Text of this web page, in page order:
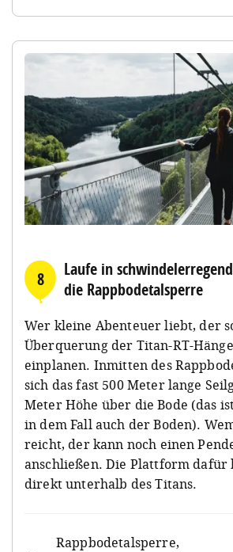
8
Laufe in
die Rappbodetalsperre
Wer kleine Abenteuer liebt, der
Überquerung der Titan-RT-
einplanen. Inmitten des
sich das fast 500 Meter lange
Meter Höhe über die Bode (das
in dem Fall auch der Boden).
reicht, der kann noch einen
anschließen. Die Plattform dafür
direkt unterhalb des Titans.
Rappbodetalsperre,